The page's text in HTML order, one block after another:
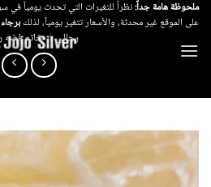
تخطي
للمحتوى
ملحوظة هامة جداً:نظراً للتغيرات التي تحدث يومياً في
على الموقع غير محدثة، والأسعار تتغير يومياً، لذلك
رجالي / خاتم فضه